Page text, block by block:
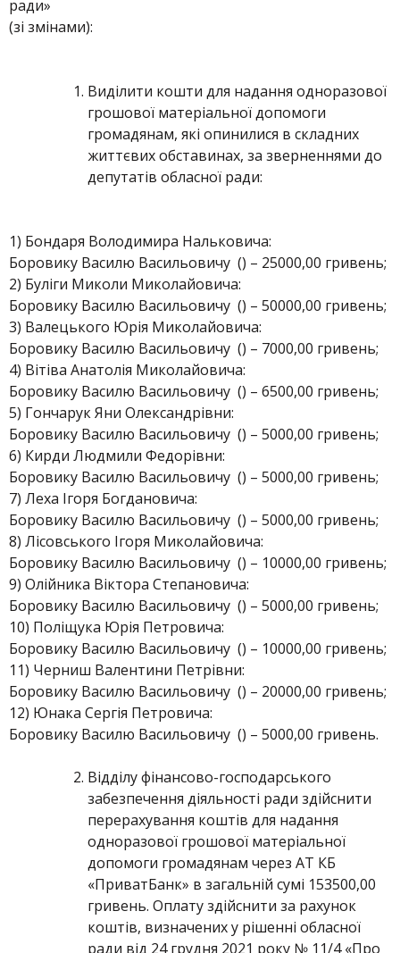
ради»
(зі змінами):
Виділити кошти для надання одноразової
грошової матеріальної допомоги
громадянам, які опинилися в складних
життєвих обставинах, за зверненнями до
депутатів обласної ради:
1) Бондаря Володимира Нальковича:
Боровику Василю Васильовичу () – 25000,00 гривень;
2) Буліги Миколи Миколайовича:
Боровику Василю Васильовичу () – 50000,00 гривень;
3) Валецького Юрія Миколайовича:
Боровику Василю Васильовичу () – 7000,00 гривень;
4) Вітіва Анатолія Миколайовича:
Боровику Василю Васильовичу () – 6500,00 гривень;
5) Гончарук Яни Олександрівни:
Боровику Василю Васильовичу () – 5000,00 гривень;
6) Кирди Людмили Федорівни:
Боровику Василю Васильовичу () – 5000,00 гривень;
7) Леха Ігоря Богдановича:
Боровику Василю Васильовичу () – 5000,00 гривень;
8) Лісовського Ігоря Миколайовича:
Боровику Василю Васильовичу () – 10000,00 гривень;
9) Олійника Віктора Степановича:
Боровику Василю Васильовичу () – 5000,00 гривень;
10) Поліщука Юрія Петровича:
Боровику Василю Васильовичу () – 10000,00 гривень;
11) Черниш Валентини Петрівни:
Боровику Василю Васильовичу () – 20000,00 гривень;
12) Юнака Сергія Петровича:
Боровику Василю Васильовичу () – 5000,00 гривень.
Відділу фінансово-господарського
забезпечення діяльності ради здійснити
перерахування коштів для надання
одноразової грошової матеріальної
допомоги громадянам через АТ КБ
«ПриватБанк» в загальній сумі 153500,00
гривень. Оплату здійснити за рахунок
коштів, визначених у рішенні обласної
ради від 24 грудня 2021 року № 11/4 «Про